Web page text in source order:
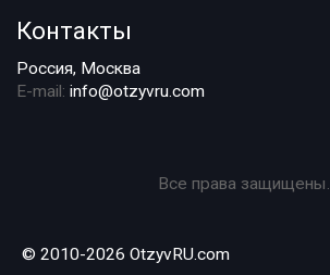
Контакты
Россия, Москва
E-mail: info@otzyvru.com
Все права защищены.
© 2010-2026 OtzyvRU.com